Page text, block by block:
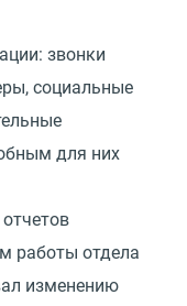
звонки
социальные
для них
работы отдела
изменению